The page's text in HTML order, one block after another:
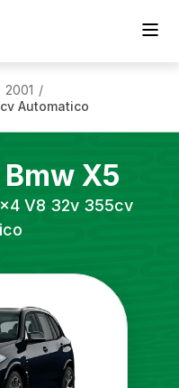
2001 /
Automatico
Bmw X5
V8 32v 355cv